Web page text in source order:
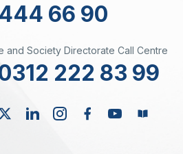
444 66 90
and Society Directorate Call Centre
222 83 99